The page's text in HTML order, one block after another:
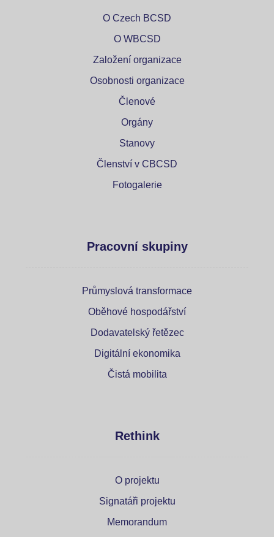
O Czech BCSD
O WBCSD
Založení organizace
Osobnosti organizace
Členové
Orgány
Stanovy
Členství v CBCSD
Fotogalerie
Pracovní skupiny
Průmyslová transformace
Oběhové hospodářství
Dodavatelský řetězec
Digitální ekonomika
Čistá mobilita
Rethink
O projektu
Signatáři projektu
Memorandum